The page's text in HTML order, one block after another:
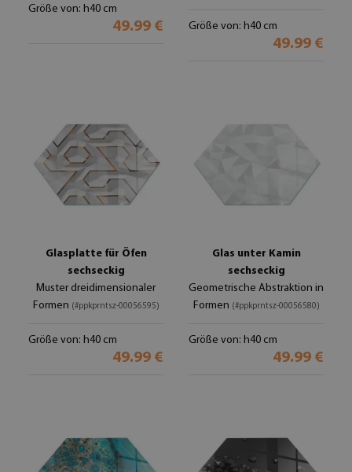
Größe von: h40 cm
49.99 € Größe von: h40 cm
49.99 €
Glasplatte für Öfen
sechseckig
Muster dreidimensionaler
Formen (#ppkprntsz-00056595)
Größe von: h40 cm
49.99 €
Glas unter Kamin
sechseckig
Geometrische Abstraktion in
Formen (#ppkprntsz-00056580)
Größe von: h40 cm
49.99 €